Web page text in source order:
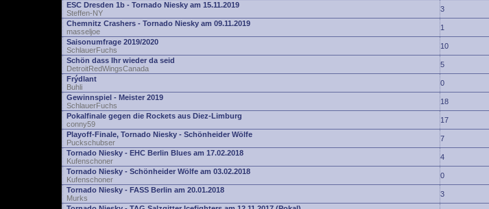
ESC Dresden 1b - Tornado Niesky am 15.11.2019
Steffen-NY
3
Chemnitz Crashers - Tornado Niesky am 09.11.2019
masseljoe
1
Saisonumfrage 2019/2020
SchlauerFuchs
10
Schön dass Ihr wieder da seid
DetroitRedWingsCanada
5
Frýdlant
Buhli
0
Gewinnspiel - Meister 2019
SchlauerFuchs
18
Pokalfinale gegen die Rockets aus Diez-Limburg
conny59
17
Playoff-Finale, Tornado Niesky - Schönheider Wölfe
Puckschubser
7
Tornado Niesky - EHC Berlin Blues am 17.02.2018
Kufenschoner
4
Tornado Niesky - Schönheider Wölfe am 03.02.2018
Kufenschoner
0
Tornado Niesky - FASS Berlin am 20.01.2018
Murks
3